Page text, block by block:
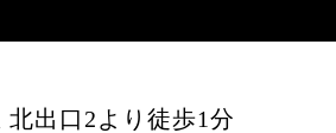
出口2より徒歩1分